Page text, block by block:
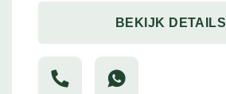
BEKIJK DETAILS